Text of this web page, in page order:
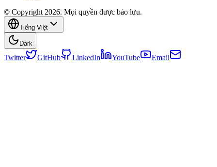
© Copyright 2026. Mọi quyền được bảo lưu.
Tiếng Việt
Dark
Twitter GitHub LinkedIn YouTube Email